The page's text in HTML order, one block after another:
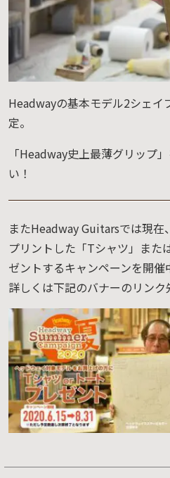
Headwayの基本モデル2シェイ
定。
「Headway史上最薄グリップ
い！
またHeadway Guitarsでは現在
プリントした「Tシャツ」また
ゼントするキャンペーンを開催
詳しくは下記のバナーのリン